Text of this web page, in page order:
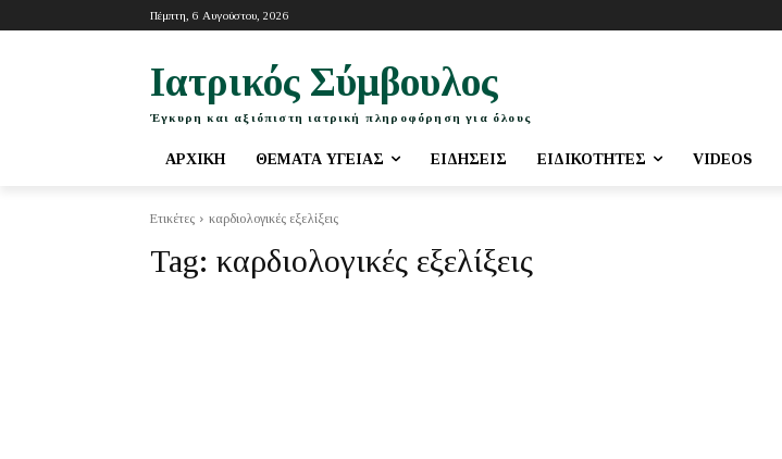
Πέμπτη, 6 Αυγούστου, 2026
Ιατρικός Σύμβουλος
Έγκυρη και αξιόπιστη ιατρική πληροφόρηση για όλους
ΑΡΧΙΚΉ ΘΈΜΑΤΑ ΥΓΕΊΑΣ ΕΙΔΉΣΕΙΣ ΕΙΔΙΚΌΤΗΤΕΣ VIDEOS
Ετικέτες καρδιολογικές εξελίξεις
Tag: καρδιολογικές εξελίξεις